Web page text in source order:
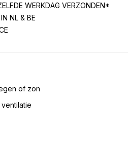
WERKDAG VERZONDEN*
NL & BE
of zon